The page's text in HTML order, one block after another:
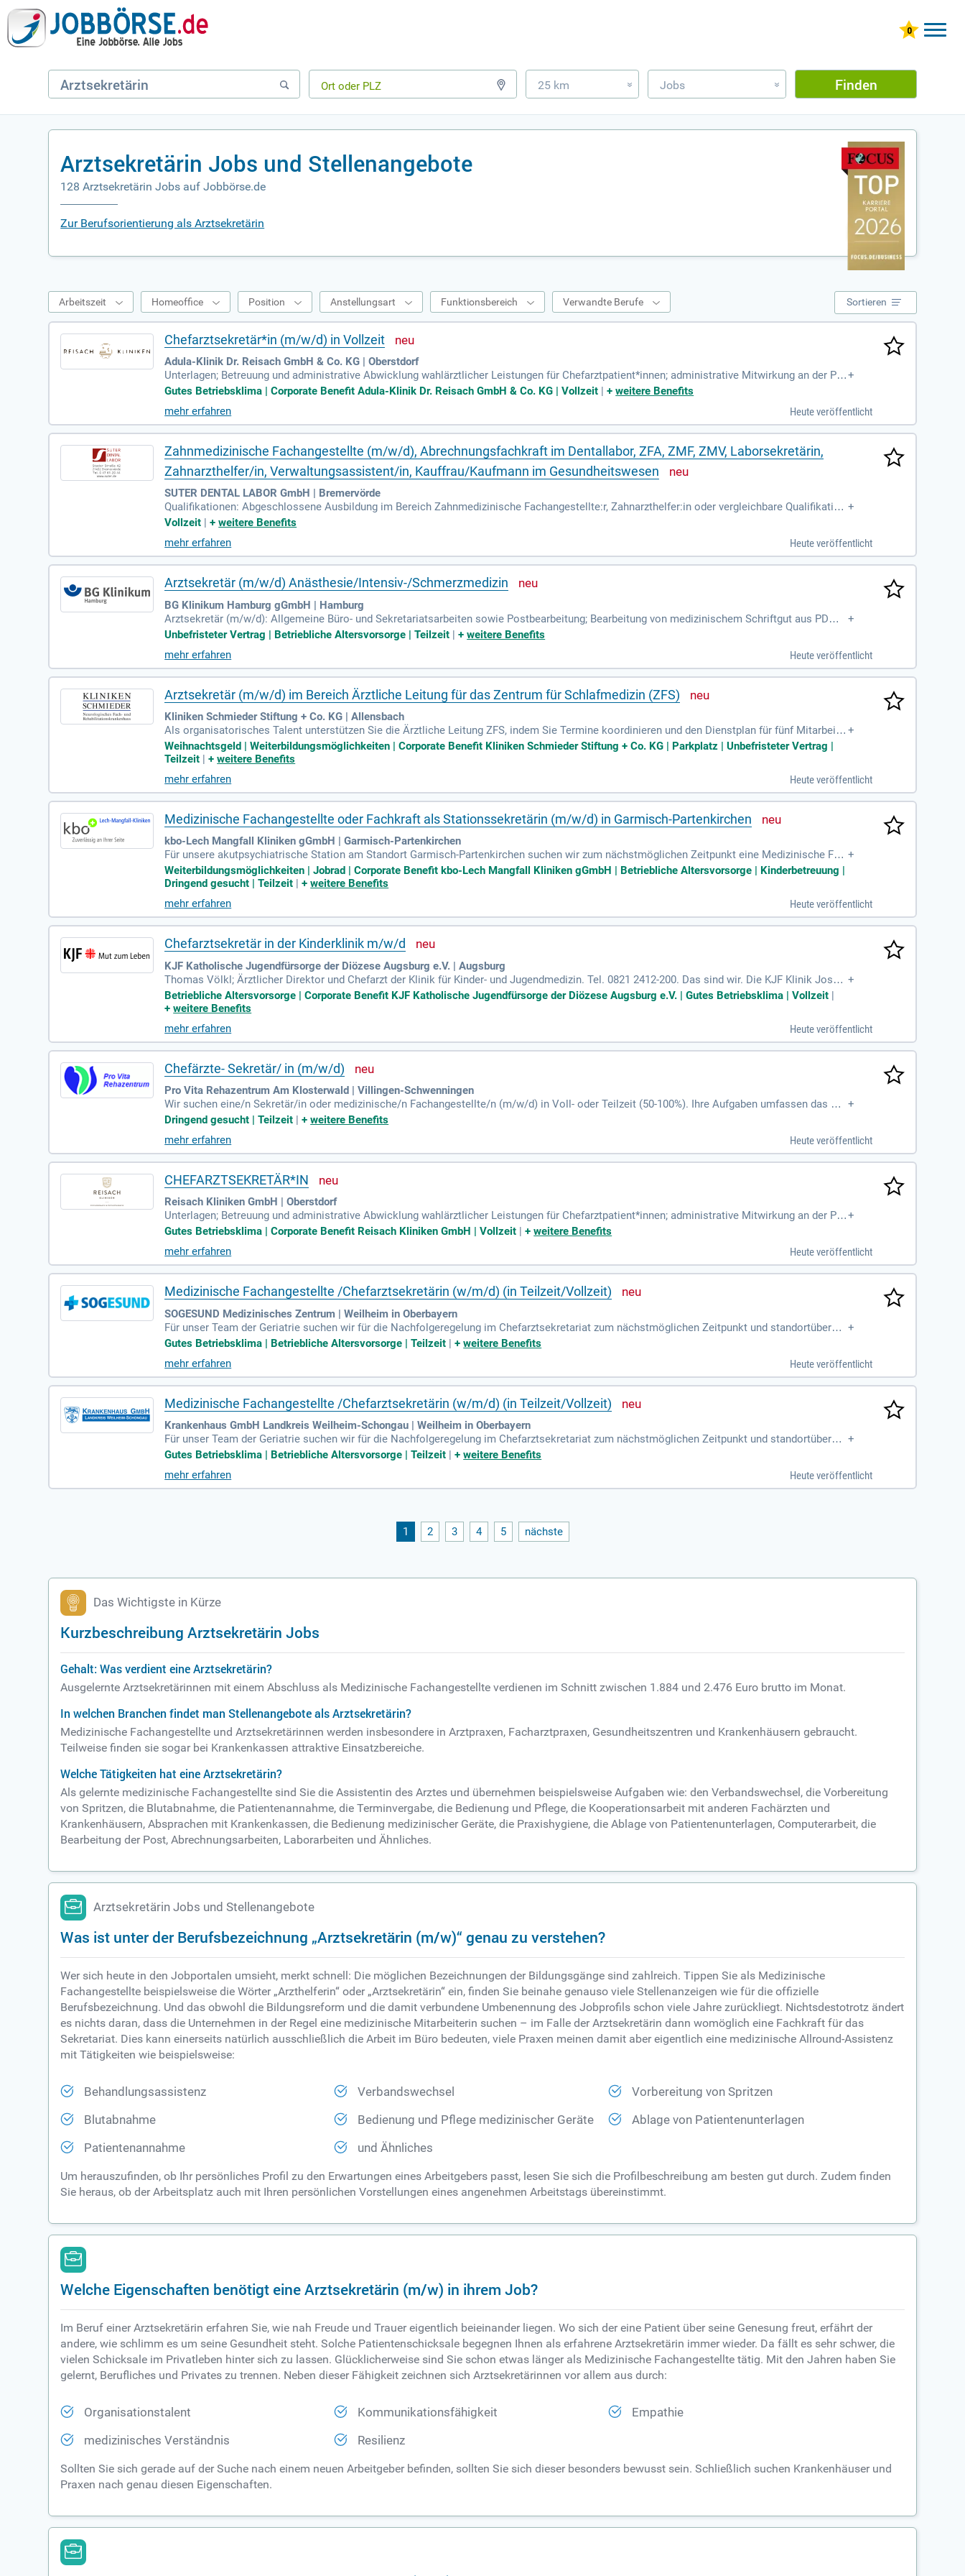
25 km » Jobs » Finden
Arztsekretärin Jobs und Stellenangebote
128 Arztsekretärin Jobs auf Jobbörse.de
Zur Berufsorientierung als Arztsekretärin
Arbeitszeit Homeoffice Position Anstellungsart Funktionsbereich Verwandte Berufe Sortieren
Chefarztsekretär*in (m/w/d) in Vollzeit
Adula-Klinik Dr. Reisach GmbH & Co. KG | Oberstdorf
Unterlagen; Betreuung und administrative Abwicklung wahlärztlicher Leistungen für Chefarztpatient*innen; administrative Mitwirkung an der Per
sonaleinsatzplanung im medizinisch-therapeutischen Bereich; Bewerbermanagement für den medizinisch-therapeutischen
+
Gutes Betriebsklima | Corporate Benefit Adula-Klinik Dr. Reisach GmbH & Co. KG | Vollzeit |+weitere Benefits
mehr erfahren
Heute veröffentlicht
Zahnmedizinische Fachangestellte (m/w/d), Abrechnungsfachkraft im Dentallabor, ZFA, ZMF, ZMV, Laborsekretärin,
Zahnarzthelfer/in, Verwaltungsassistent/in, Kauffrau/Kaufmann im Gesundheitswesen
SUTER DENTAL LABOR GmbH | Bremervörde
Qualifikationen: Abgeschlossene Ausbildung im Bereich Zahnmedizinische Fachangestellte:r, Zahnarzthelfer:in oder vergleichbare Qualifikation
mit Schwerpunkt Abrechnung. Oder abgeschlossene Ausbildung im Bereich Zahntechnik mit Abrechnungserfahrung.
+
Vollzeit |+weitere Benefits
mehr erfahren
Heute veröffentlicht
Arztsekretär (m/w/d) Anästhesie/Intensiv-/Schmerzmedizin
BG Klinikum Hamburg gGmbH | Hamburg
Arztsekretär (m/w/d): Allgemeine Büro- und Sekretariatsarbeiten sowie Postbearbeitung; Bearbeitung von medizinischem Schriftgut aus PDMS
in Medico und Gutachtenvorgängen sowie deren Abrechnung; Terminierung von Angehörigengesprächen; Bearbeitung und Abwicklung
+
Unbefristeter Vertrag | Betriebliche Altersvorsorge | Teilzeit |+weitere Benefits
mehr erfahren
Heute veröffentlicht
Arztsekretär (m/w/d) im Bereich Ärztliche Leitung für das Zentrum für Schlafmedizin (ZFS)
Kliniken Schmieder Stiftung + Co. KG | Allensbach
Als organisatorisches Talent unterstützen Sie die Ärztliche Leitung ZFS, indem Sie Termine koordinieren und den Dienstplan für fünf Mitarbeite
r:innen verwalten. Sie bringen eine Qualifikation als MFA, MTA oder Pflegefachkraft mit und haben eventuell Erfahrung im ZFS-Bereich. Empathi
e und Sensibilität im Umgang mit Patient:innen sind für Sie selbstverständlich. Teamfähigkeit und eine eigenverantwortliche Arbeitsweise zeic
eitmodelle und profitieren Sie von klar geregelten Arbeitszeiten in einem engagierten Umfeld.
+
Weihnachtsgeld | Weiterbildungsmöglichkeiten | Corporate Benefit Kliniken Schmieder Stiftung + Co. KG | Parkplatz | Unbefristeter Vertrag |
Teilzeit |+weitere Benefits
mehr erfahren
Heute veröffentlicht
Medizinische Fachangestellte oder Fachkraft als Stationssekretärin (m/w/d) in Garmisch-Partenkirchen
kbo-Lech Mangfall Kliniken gGmbH | Garmisch-Partenkirchen
Für unsere akutpsychiatrische Station am Standort Garmisch-Partenkirchen suchen wir zum nächstmöglichen Zeitpunkt eine Medizinische Fac
hangestellte oder qualifizierte Fachkraft als Stationssekretärin (m/w/d) in Teilzeit (20–30 Wochenstunden).
+
Weiterbildungsmöglichkeiten | Jobrad | Corporate Benefit kbo-Lech Mangfall Kliniken gGmbH | Betriebliche Altersvorsorge | Kinderbetreuung |
Dringend gesucht | Teilzeit |+weitere Benefits
mehr erfahren
Heute veröffentlicht
Chefarztsekretär in der Kinderklinik m/w/d
KJF Katholische Jugendfürsorge der Diözese Augsburg e.V. | Augsburg
Thomas Völkl; Ärztlicher Direktor und Chefarzt der Klinik für Kinder- und Jugendmedizin. Tel. 0821 2412-200. Das sind wir. Die KJF Klinik Josefi
num in Augsburg zählt zu den größten Gesundheitsdienstleistern im Raum Augsburg.
+
Betriebliche Altersvorsorge | Corporate Benefit KJF Katholische Jugendfürsorge der Diözese Augsburg e.V. | Gutes Betriebsklima | Vollzeit |
+weitere Benefits
mehr erfahren
Heute veröffentlicht
Chefärzte- Sekretär/ in (m/w/d)
Pro Vita Rehazentrum Am Klosterwald | Villingen-Schwenningen
Wir suchen eine/n Sekretär/in oder medizinische/n Fachangestellte/n (m/w/d) in Voll- oder Teilzeit (50-100%). Ihre Aufgaben umfassen das Ch
efarztsekretariat in unserer Rehabilitationsklinik, medizinische Schreibarbeiten sowie das Entlass- und Verlängerungsmanagement. Idealerwei
se bringen Sie eine Ausbildung zur Medizinischen Fachangestellten mit und besitzen umfassende Kenntnisse der medizinischen Terminologie.
Berufserfahrung in der Organisation stationärer Rehakliniken ist wünschenswert, ebenso wie sehr gute Deutschkenntnisse in Wort und Schrift.
Wir bieten eine attraktive Vergütung, Sozialleistungen sowie Fort- und Weiterbildungsmöglichkeiten. Verstärken Sie unser Team und senden Si
+
Dringend gesucht | Teilzeit |+weitere Benefits
mehr erfahren
Heute veröffentlicht
CHEFARZTSEKRETÄR*IN
Reisach Kliniken GmbH | Oberstdorf
Unterlagen; Betreuung und administrative Abwicklung wahlärztlicher Leistungen für Chefarztpatient*innen; administrative Mitwirkung an der Per
sonaleinsatzplanung im medizinisch-therapeutischen Bereich; Bewerbermanagement für den medizinisch-therapeutischen
+
Gutes Betriebsklima | Corporate Benefit Reisach Kliniken GmbH | Vollzeit |+weitere Benefits
mehr erfahren
Heute veröffentlicht
Medizinische Fachangestellte /Chefarztsekretärin (w/m/d) (in Teilzeit/Vollzeit)
SOGESUND Medizinisches Zentrum | Weilheim in Oberbayern
Für unser Team der Geriatrie suchen wir für die Nachfolgeregelung im Chefarztsekretariat zum nächstmöglichen Zeitpunkt und standortübergre
ifend (Weilheim/Schongau): Medizinische Fachangestellte /Chefarztsekretärin (w/m/d); (in Teilzeit/Vollzeit).
+
Gutes Betriebsklima | Betriebliche Altersvorsorge | Teilzeit |+weitere Benefits
mehr erfahren
Heute veröffentlicht
Medizinische Fachangestellte /Chefarztsekretärin (w/m/d) (in Teilzeit/Vollzeit)
Krankenhaus GmbH Landkreis Weilheim-Schongau | Weilheim in Oberbayern
Für unser Team der Geriatrie suchen wir für die Nachfolgeregelung im Chefarztsekretariat zum nächstmöglichen Zeitpunkt und standortübergre
ifend (Weilheim / Schongau): Ihre Aufgaben.
+
Gutes Betriebsklima | Betriebliche Altersvorsorge | Teilzeit |+weitere Benefits
mehr erfahren
Heute veröffentlicht
1 2 3 4 5 nächste
Das Wichtigste in Kürze
Kurzbeschreibung Arztsekretärin Jobs
Gehalt: Was verdient eine Arztsekretärin?
Ausgelernte Arztsekretärinnen mit einem Abschluss als Medizinische Fachangestellte verdienen im Schnitt zwischen 1.884 und 2.476 Euro brutto im Monat.
In welchen Branchen findet man Stellenangebote als Arztsekretärin?
Medizinische Fachangestellte und Arztsekretärinnen werden insbesondere in Arztpraxen, Facharztpraxen, Gesundheitszentren und Krankenhäusern gebraucht.
Teilweise finden sie sogar bei Krankenkassen attraktive Einsatzbereiche.
Welche Tätigkeiten hat eine Arztsekretärin?
Als gelernte medizinische Fachangestellte sind Sie die Assistentin des Arztes und übernehmen beispielsweise Aufgaben wie: den Verbandswechsel, die Vorbereitung
von Spritzen, die Blutabnahme, die Patientenannahme, die Terminvergabe, die Bedienung und Pflege, die Kooperationsarbeit mit anderen Fachärzten und
Krankenhäusern, Absprachen mit Krankenkassen, die Bedienung medizinischer Geräte, die Praxishygiene, die Ablage von Patientenunterlagen, Computerarbeit, die
Bearbeitung der Post, Abrechnungsarbeiten, Laborarbeiten und Ähnliches.
Arztsekretärin Jobs und Stellenangebote
Was ist unter der Berufsbezeichnung „Arztsekretärin (m/w)“ genau zu verstehen?
Wer sich heute in den Jobportalen umsieht, merkt schnell: Die möglichen Bezeichnungen der Bildungsgänge sind zahlreich. Tippen Sie als Medizinische
Fachangestellte beispielsweise die Wörter „Arzthelferin“ oder „Arztsekretärin“ ein, finden Sie beinahe genauso viele Stellenanzeigen wie für die offizielle
Berufsbezeichnung. Und das obwohl die Bildungsreform und die damit verbundene Umbenennung des Jobprofils schon viele Jahre zurückliegt. Nichtsdestotrotz ändert
es nichts daran, dass die Unternehmen in der Regel eine medizinische Mitarbeiterin suchen – im Falle der Arztsekretärin dann womöglich eine Fachkraft für das
Sekretariat. Dies kann einerseits natürlich ausschließlich die Arbeit im Büro bedeuten, viele Praxen meinen damit aber eigentlich eine medizinische Allround-Assistenz
mit Tätigkeiten wie beispielsweise:
Behandlungsassistenz Verbandswechsel Vorbereitung von Spritzen
Blutabnahme Bedienung und Pflege medizinischer Geräte Ablage von Patientenunterlagen
Patientenannahme und Ähnliches
Um herauszufinden, ob Ihr persönliches Profil zu den Erwartungen eines Arbeitgebers passt, lesen Sie sich die Profilbeschreibung am besten gut durch. Zudem finden
Sie heraus, ob der Arbeitsplatz auch mit Ihren persönlichen Vorstellungen eines angenehmen Arbeitstags übereinstimmt.
Welche Eigenschaften benötigt eine Arztsekretärin (m/w) in ihrem Job?
Im Beruf einer Arztsekretärin erfahren Sie, wie nah Freude und Trauer eigentlich beieinander liegen. Wo sich der eine Patient über seine Genesung freut, erfährt der
andere, wie schlimm es um seine Gesundheit steht. Solche Patientenschicksale begegnen Ihnen als erfahrene Arztsekretärin immer wieder. Da fällt es sehr schwer, die
vielen Schicksale im Privatleben hinter sich zu lassen. Glücklicherweise sind Sie schon etwas länger als Medizinische Fachangestellte tätig. Mit den Jahren haben Sie
gelernt, Berufliches und Privates zu trennen. Neben dieser Fähigkeit zeichnen sich Arztsekretärinnen vor allem aus durch:
Organisationstalent Kommunikationsfähigkeit Empathie
medizinisches Verständnis Resilienz
Sollten Sie sich gerade auf der Suche nach einem neuen Arbeitgeber befinden, sollten Sie sich dieser besonders bewusst sein. Schließlich suchen Krankenhäuser und
Praxen nach genau diesen Eigenschaften.